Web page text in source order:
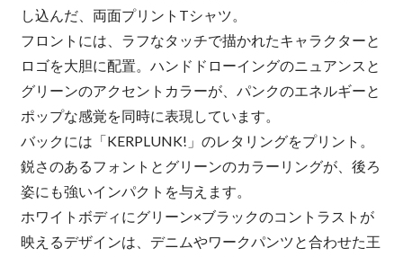
し込んだ、両面プリントTシャツ。
フロントには、ラフなタッチで描かれたキャラクターと
ロゴを大胆に配置。ハンドドローイングのニュアンスと
グリーンのアクセントカラーが、パンクのエネルギーと
ポップな感覚を同時に表現しています。
バックには「KERPLUNK!」のレタリングをプリント。
鋭さのあるフォントとグリーンのカラーリングが、後ろ
姿にも強いインパクトを与えます。
ホワイトボディにグリーン×ブラックのコントラストが
映えるデザインは、デニムやワークパンツと合わせた王